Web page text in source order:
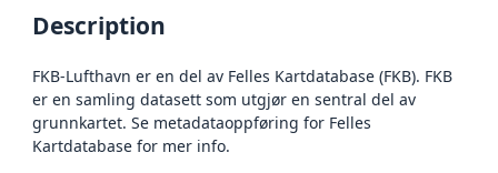
Description
FKB-Lufthavn er en del av Felles Kartdatabase (FKB). FKB
er en samling datasett som utgjør en sentral del av
grunnkartet. Se metadataoppføring for Felles
Kartdatabase for mer info.